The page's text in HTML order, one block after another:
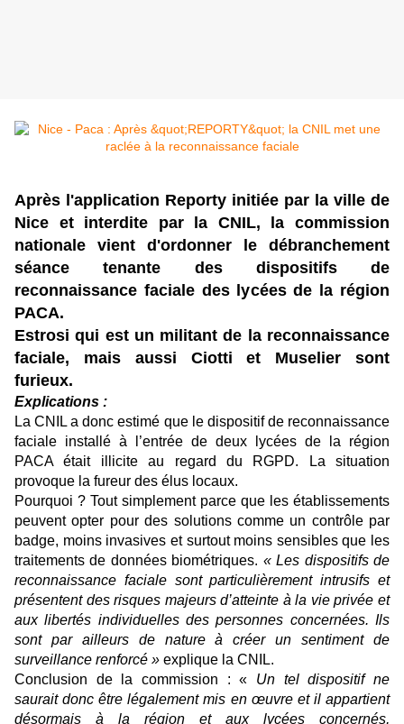
Après l'application Reporty initiée par la ville de
Nice et interdite par la CNIL, la commission
nationale vient d'ordonner le débranchement
séance tenante des dispositifs de
reconnaissance faciale des lycées de la région
PACA.
Estrosi qui est un militant de la reconnaissance
faciale, mais aussi Ciotti et Muselier sont
furieux.
Explications :
La CNIL a donc estimé que le dispositif de reconnaissance
faciale installé à l’entrée de deux lycées de la région
PACA était illicite au regard du RGPD. La situation
provoque la fureur des élus locaux.
Pourquoi ? Tout simplement parce que les établissements
peuvent opter pour des solutions comme un contrôle par
badge, moins invasives et surtout moins sensibles que les
traitements de données biométriques. « Les dispositifs de
reconnaissance faciale sont particulièrement intrusifs et
présentent des risques majeurs d’atteinte à la vie privée et
aux libertés individuelles des personnes concernées. Ils
sont par ailleurs de nature à créer un sentiment de
surveillance renforcé » explique la CNIL.
Conclusion de la commission : « Un tel dispositif ne
saurait donc être légalement mis en œuvre et il appartient
désormais à la région et aux lycées concernés,